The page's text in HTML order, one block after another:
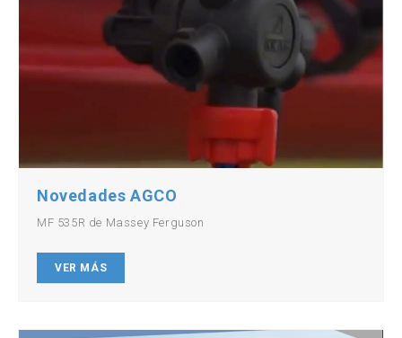
Novedades AGCO
MF 535R de Massey Ferguson
VER MÁS